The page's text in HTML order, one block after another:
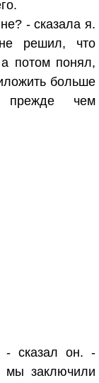
- сказала я.
решил, что
потом понял,
больше
прежде чем
- сказал он. -
мы заключили